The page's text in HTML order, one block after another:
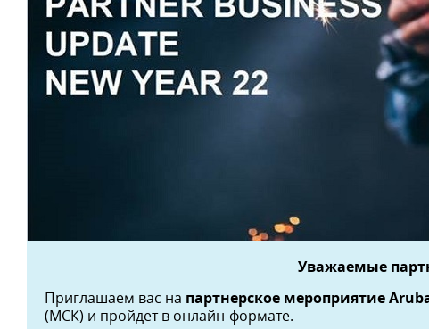
Уважаемые
Приглашаем вас на партнерское мероприятие
(МСК) и пройдет в онлайн-формате.